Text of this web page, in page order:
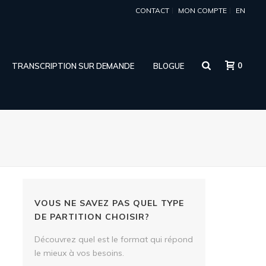
CONTACT MON COMPTE EN
TRANSCRIPTION SUR DEMANDE BLOGUE 0
VOUS NE SAVEZ PAS QUEL TYPE
DE PARTITION CHOISIR?
Découvrez quel est le format qui répond
le mieux à vos besoins.